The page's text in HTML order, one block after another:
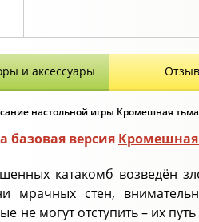
и аксессуары
настольной игры Кромешная
версия Кромешная
катакомб возведён
мрачных стен,
не могут отступить – их